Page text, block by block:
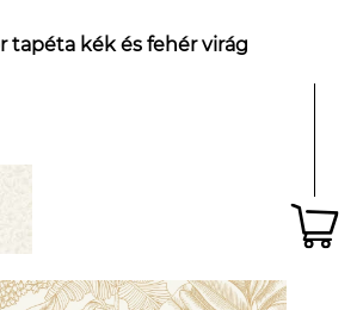
tapéta kék és fehér virág